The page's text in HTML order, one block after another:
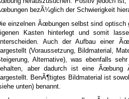
bezÃ¼glich der Schwierigkeit
einzelnen Ãœbungen selbst sind
Kasten hinterlegt und somit
Auch der Aufbau einer
(Voraussetzung, Bildmaterial,
Alternative), was ebenfalls
aber dadurch ist eine Ãœbung
BenÃ¶tigtes Bildmaterial ist
unten) benannt.